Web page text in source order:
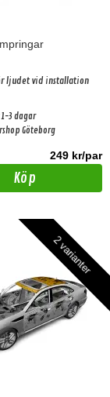
ljudet vid installation
3 dagar
Göteborg
249 kr/par
Köp
2 varianter